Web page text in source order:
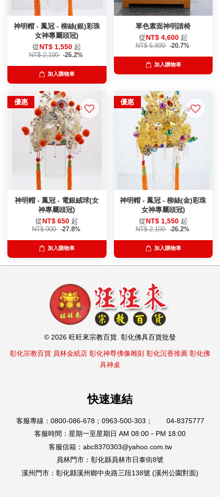
神明帽 - 鳳冠 - 柳絲(銀)彩珠
女神專屬頭冠)
從NT$ 1,550 起
NT$ 2,100 -26.2%
加入購物車
單色素面神明請椅
從NT$ 4,600 起
NT$ 5,800 -20.7%
加入購物車
優惠
神明帽 - 鳳冠 - 電銀絨球(女
神專屬頭冠)
從NT$ 650 起
NT$ 900 -27.8%
加入購物車
優惠
神明帽 - 鳳冠 - 柳絲(金)彩珠
女神專屬頭冠)
從NT$ 1,550 起
NT$ 2,100 -26.2%
加入購物車
© 2026 旺旺來宗教百貨. 彰化佛具百貨批發
彰化宗教百貨 員林金紙店 彰化神尊佛像雕刻 彰化沉香推薦 彰化佛
具神桌
快速連結
客服專線：0800-086-678；0963-500-303； 04-8375777
客服時間：星期一至星期日 AM 08:00－PM 18:00
客服信箱：abc8370303@yahoo.com.tw
員林門市：彰化縣員林市日泰街8號
溪州門市：彰化縣溪州鄉中央路三段138號 (溪州公園對面)